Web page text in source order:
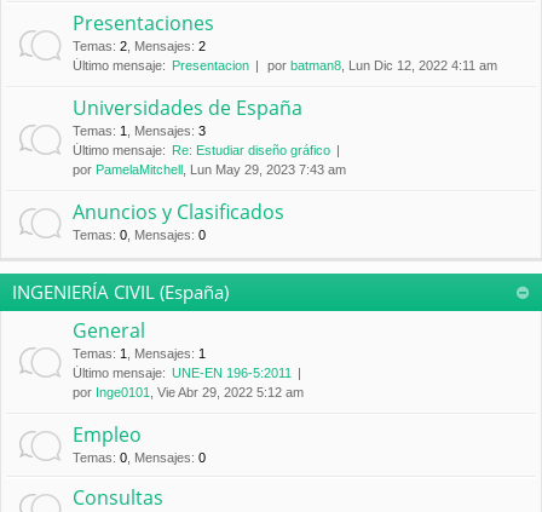
Presentaciones
Temas: 2 Mensajes: 2
Último mensaje: Presentacion por batman8 , Lun Dic 12, 2022 4:11 am
Universidades de España
Temas: 1 Mensajes: 3
Último mensaje: Re: Estudiar diseño gráfico
por PamelaMitchell , Lun May 29, 2023 7:43 am
Anuncios y Clasificados
Temas: 0 Mensajes: 0
INGENIERÍA CIVIL (España)
General
Temas: 1 Mensajes: 1
Último mensaje: UNE-EN 196-5:2011
por Inge0101 , Vie Abr 29, 2022 5:12 am
Empleo
Temas: 0 Mensajes: 0
Consultas